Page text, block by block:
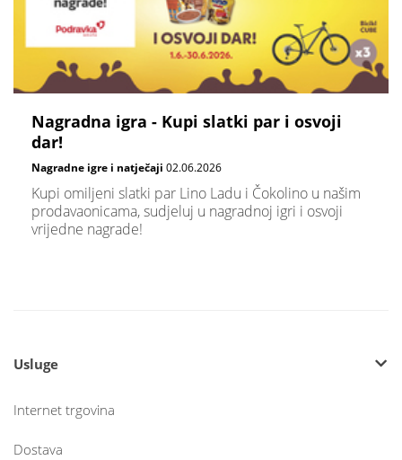
Nagradna igra - Kupi slatki par i osvoji
dar!
Nagradne igre i natječaji 02.06.2026
Kupi omiljeni slatki par Lino Ladu i Čokolino u našim
prodavaonicama, sudjeluj u nagradnoj igri i osvoji
vrijedne nagrade!
Usluge
Internet trgovina
Dostava